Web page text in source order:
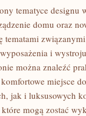
tematyce designu
domu oraz
i
można znaleźć
miejsce
jak i luksusowych
mogą zostać